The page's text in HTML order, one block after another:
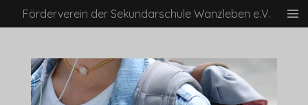
Zum
Hauptinhalt
Förderverein der Sekundarschule Wanzleben e.V.